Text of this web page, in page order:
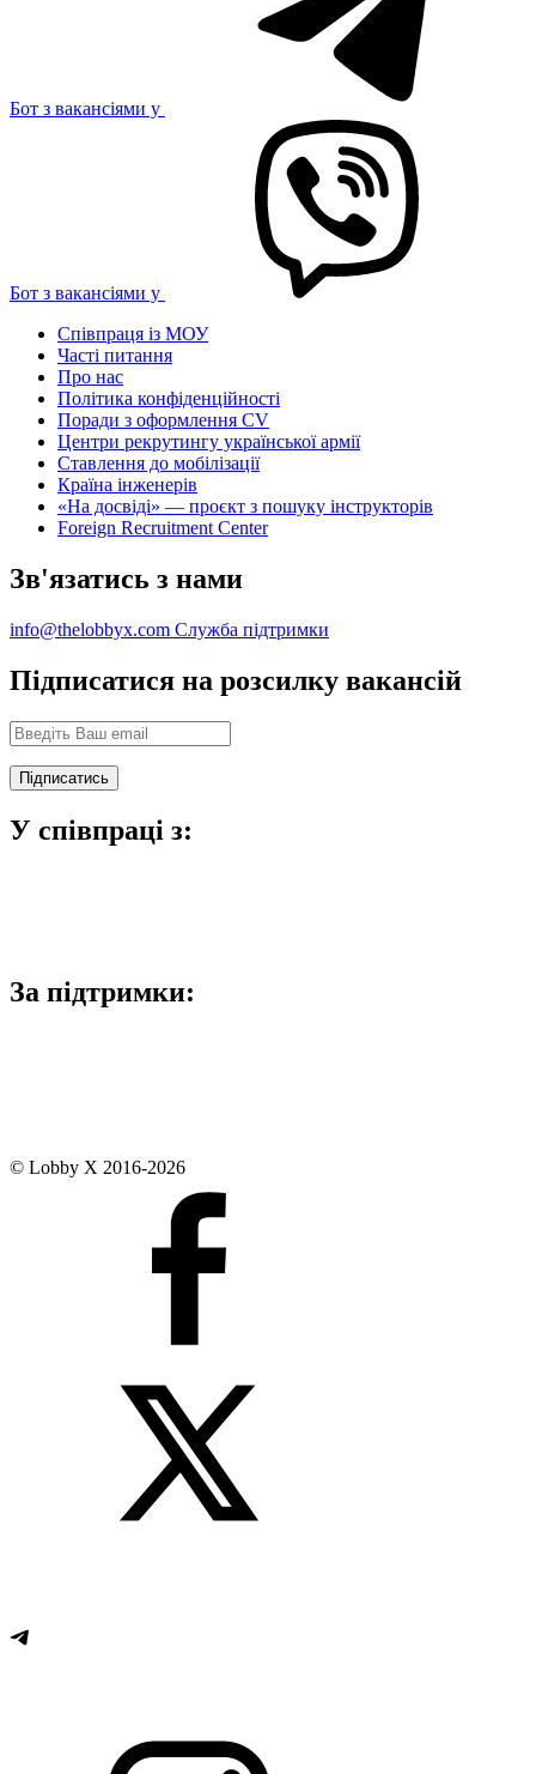
Бот з вакансіями у
Бот з вакансіями у
Співпраця із МОУ
Часті питання
Про нас
Політика конфіденційності
Поради з оформлення CV
Центри рекрутингу української армії
Ставлення до мобілізації
Країна інженерів
«На досвіді» — проєкт з пошуку інструкторів
Foreign Recruitment Center
Зв'язатись з нами
info@thelobbyx.com Служба підтримки
Підписатися на розсилку вакансій
У співпраці з:
За підтримки:
© Lobby X 2016-2026